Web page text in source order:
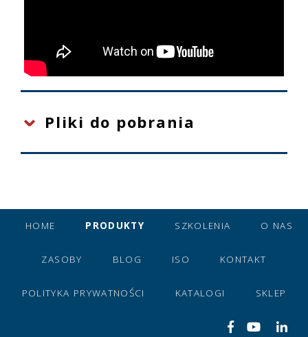
Pliki do pobrania
HOME PRODUKTY SZKOLENIA O NAS
ZASOBY BLOG ISO KONTAKT
POLITYKA PRYWATNOŚCI KATALOGI SKLEP